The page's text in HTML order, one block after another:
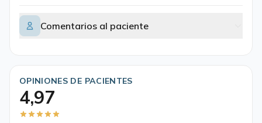
Comentarios al paciente
OPINIONES DE PACIENTES
4,97